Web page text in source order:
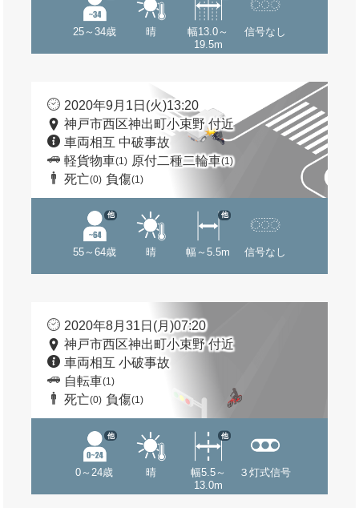
25～34歳 晴
幅13.0～
19.5m
信号なし
2020年9月1日(火)13:20
神戸市西区神出町小束野 付近
車両相互 中破事故
軽貨物車(1) 原付二種二輪車(1)
死亡(0) 負傷(1)
55～64歳
他
晴 幅～5.5m
他
信号なし
2020年8月31日(月)07:20
神戸市西区神出町小束野 付近
車両相互 小破事故
自転車(1)
死亡(0) 負傷(1)
0～24歳
他
晴
幅5.5～
13.0m
他
３灯式信号